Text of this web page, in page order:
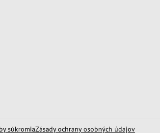
súkromiaZásady ochrany osobných údajov